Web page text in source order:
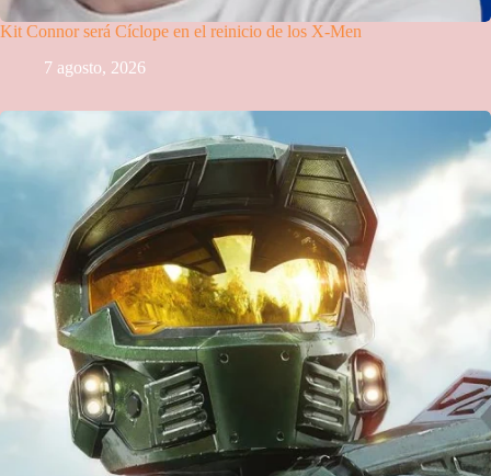
Kit Connor será Cíclope en el reinicio de los X-Men
7 agosto, 2026